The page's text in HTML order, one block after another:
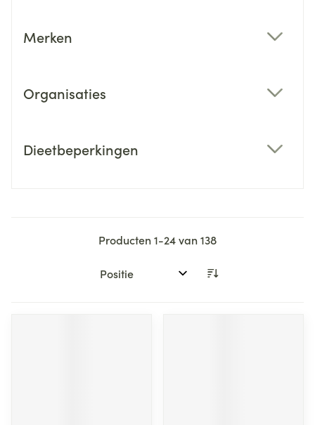
Merken
Organisaties
Dieetbeperkingen
Producten1-24van138
Sorteer op: